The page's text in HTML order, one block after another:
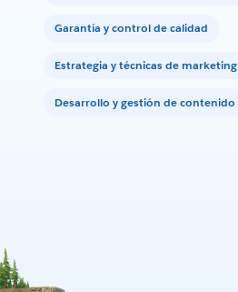
Garantía y control de calidad
Estrategia y técnicas de marketing
Desarrollo y gestión de contenido